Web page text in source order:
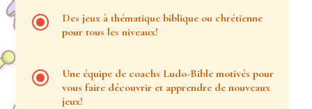
\
Des jeux à thématique biblique ou chrétienne
pour tous les niveaux!
\
Une équipe de coachs Ludo-Bible motivés pour
vous faire découvrir et apprendre de nouveaux
jeux!